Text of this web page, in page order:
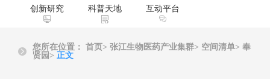
创新研究 科普天地 互动平台
您所在位置： 首页> 张江生物医药产业集群> 空间清单> 奉
贤园> 正文